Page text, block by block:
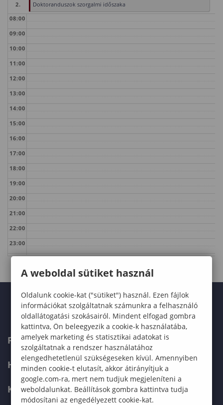
2.
Doktoranduszok szorgalmi időszaka
08:00
09:00
10:00
11:00
12:00
13:00
14:00
15:00
16:00
17:00
18:00
19:00
20:00
21:00
22:00
23:00
FELVÉTELIZŐKNEK
HALLGATÓKNAK
KÉPZÉSEK
A weboldal sütiket használ
Oldalunk cookie-kat ("sütiket") használ. Ezen fájlok
információkat szolgáltatnak számunkra a felhasználó
oldallátogatási szokásairól. Mindent elfogad gombra
kattintva, Ön beleegyezik a cookie-k használatába,
amelyek marketing és statisztikai adatokat is
szolgáltatnak a rendszer használatához
elengedhetetlenül szükségeseken kívül. Amennyiben
minden cookie-t elutasít, akkor átirányítjuk a
google.com-ra, mert nem tudjuk megjeleníteni a
weboldalunkat. Beállítások gombra kattintva tudja
módosítani az engedélyezett cookie-kat.